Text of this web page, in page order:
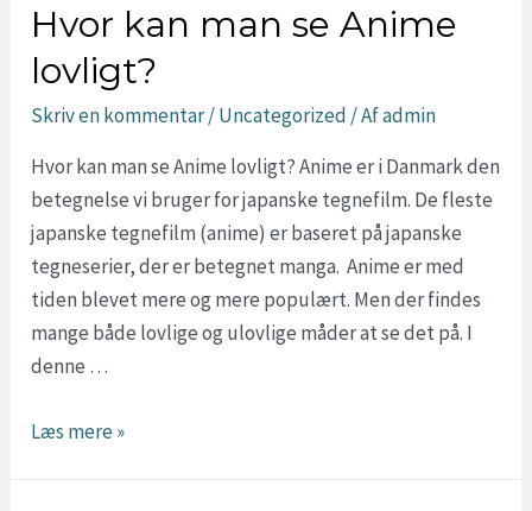
Max
Billigst?
(Helt
ned
til
30kr)
Hvor kan man se Anime
lovligt?
Skriv en kommentar/Uncategorized / Afadmin
Hvor kan man se Anime lovligt? Anime er i Danmark den
betegnelse vi bruger for japanske tegnefilm. De fleste
japanske tegnefilm (anime) er baseret på japanske
tegneserier, der er betegnet manga. Anime er med
tiden blevet mere og mere populært. Men der findes
mange både lovlige og ulovlige måder at se det på. I
denne …
Hvor
Læs mere »